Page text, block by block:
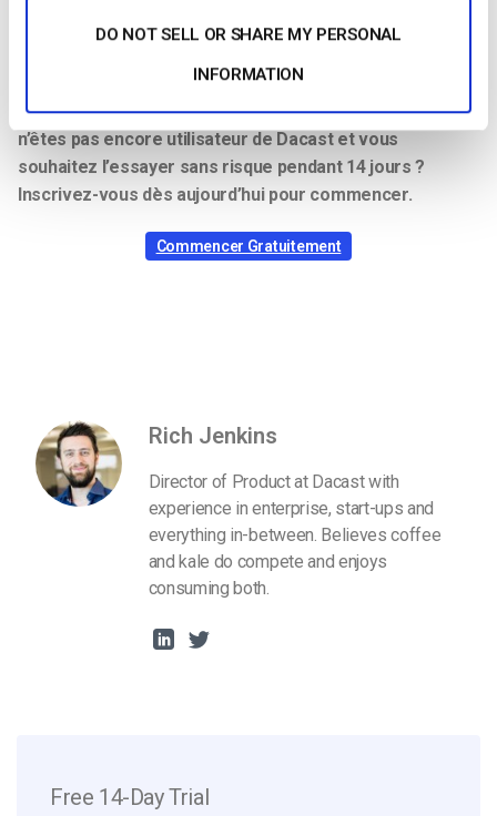
DO NOT SELL OR SHARE MY PERSONAL
INFORMATION
Vous avez des questions, besoin d’aide ou d’accès à
cette fonctionnalité ? Veuilleznous contacter.Vous
n’êtes pas encore utilisateur de Dacast et vous
souhaitez l’essayer sans risque pendant 14 jours ?
Inscrivez-vous dès aujourd’hui pour commencer.
Commencer Gratuitement
Rich Jenkins
Director of Product at Dacast with
experience in enterprise, start-ups and
everything in-between. Believes coffee
and kale do compete and enjoys
consuming both.
Free 14-Day Trial